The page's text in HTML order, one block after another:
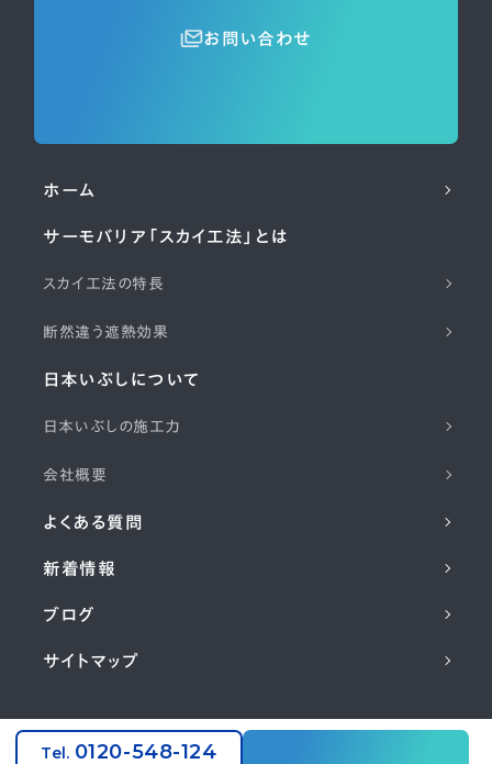
Tel. 0120-548-124
お問い合わせ
ホーム
サーモバリア「スカイ工法」とは
スカイ工法の特長
断然違う遮熱効果
日本いぶしについて
日本いぶしの施工力
会社概要
よくある質問
新着情報
ブログ
サイトマップ
コーポレートサイト
©2024 NIHON IBUSHI KAWARA CO,